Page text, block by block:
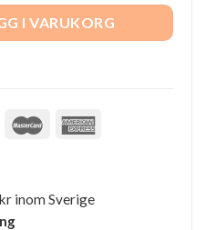
I VARUKORG
inom Sverige